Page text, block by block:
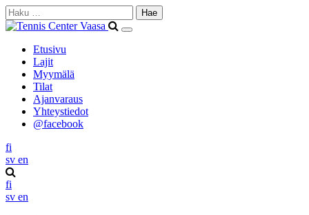
Haku:
Etusivu
Lajit
Myymälä
Tilat
Ajanvaraus
Yhteystiedot
@facebook
fi
sv Svenska
en
fi
sv Svenska
en